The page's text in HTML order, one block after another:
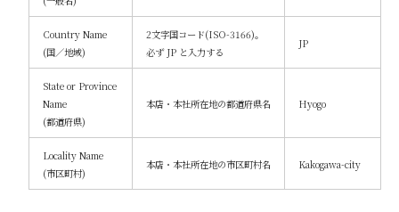
Country Name
(国／地域)
2文字国コード(ISO-3166)。
必ず JP と入力する
JP
State or Province
Name
(都道府県)
本店・本社所在地の都道府県名 Hyogo
Locality Name
(市区町村)
本店・本社所在地の市区町村名 Kakogawa-city